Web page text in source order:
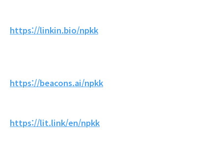
https://linkin.bio/npkk
https://beacons.ai/npkk
https://lit.link/en/npkk